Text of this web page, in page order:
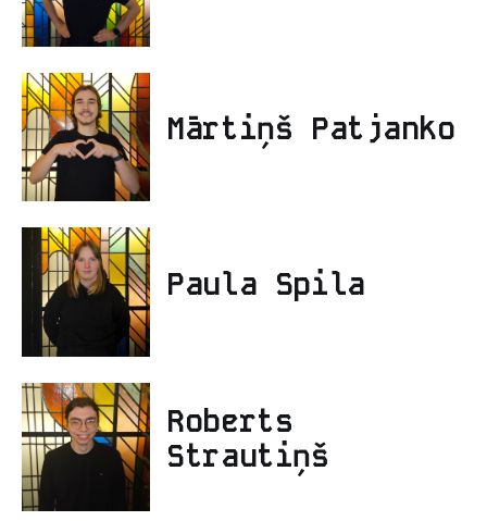
Mārtiņš Patjanko
Paula Spila
Roberts
Strautiņš